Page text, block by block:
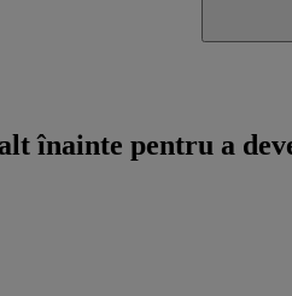
înainte pentru a